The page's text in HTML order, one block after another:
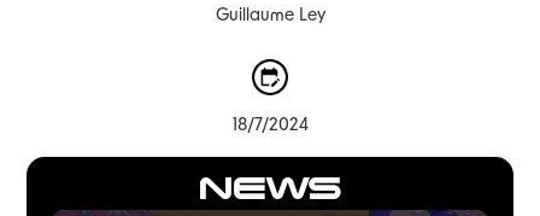
NEWS
Guillaume Ley
18/7/2024